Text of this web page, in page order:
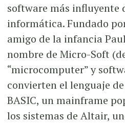
software más influyente
informática. Fundado
amigo de la infancia
nombre de Micro-Soft
“microcomputer” y
convierten el lenguaje
BASIC, un mainframe
los sistemas de Altair,